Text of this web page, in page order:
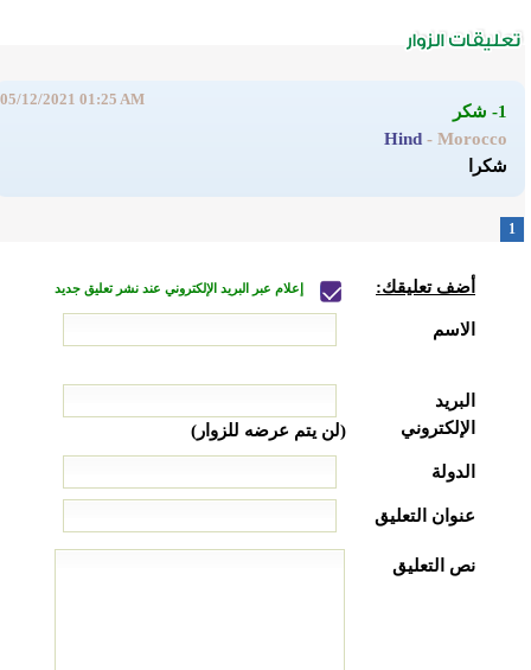
1- شكر
Hind - Morocco
05/12/2021 01:25 AM
شكرا
1
أضف تعليقك: إعلام عبر البريد الإلكتروني عند نشر تعليق جديد
الاسم
البريد
الإلكتروني
(لن يتم عرضه للزوار)
الدولة
عنوان التعليق
نص التعليق